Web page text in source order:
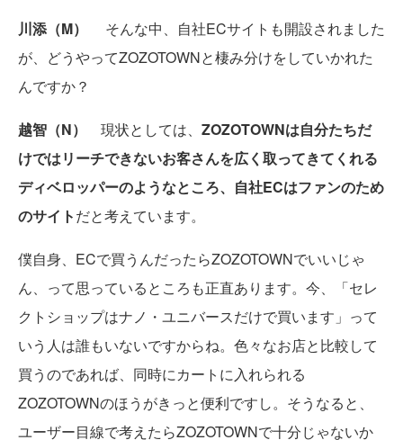
川添（M）
そんな中、自社ECサイトも開設されました
が、どうやってZOZOTOWNと棲み分けをしていかれた
んですか？
越智（N） 現状としては、 ZOZOTOWNは自分たちだ
けではリーチできないお客さんを広く取ってきてくれる
ディベロッパーのようなところ、自社ECはファンのため
のサイトだと考えています。
僕自身、ECで買うんだったらZOZOTOWNでいいじゃ
ん、って思っているところも正直あります。今、「セレ
クトショップはナノ・ユニバースだけで買います」って
いう人は誰もいないですからね。色々なお店と比較して
買うのであれば、同時にカートに入れられる
ZOZOTOWNのほうがきっと便利ですし。そうなると、
ユーザー目線で考えたらZOZOTOWNで十分じゃないか